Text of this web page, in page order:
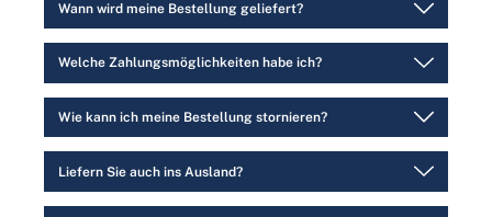
Wann wird meine Bestellung geliefert?
Welche Zahlungsmöglichkeiten habe ich?
Wie kann ich meine Bestellung stornieren?
Liefern Sie auch ins Ausland?